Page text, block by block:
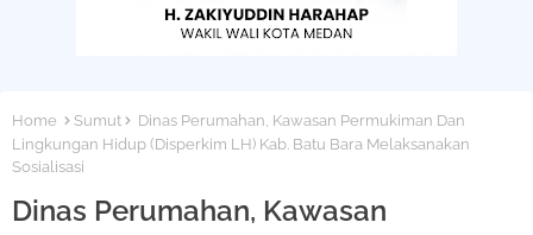
Home Sumut
Dinas Perumahan, Kawasan Permukiman Dan
Lingkungan Hidup (Disperkim LH) Kab. Batu Bara Melaksanakan
Sosialisasi
Dinas Perumahan, Kawasan